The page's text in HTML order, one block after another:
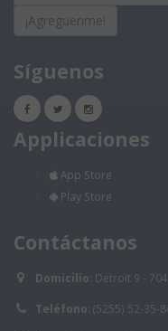
¡Agreguenme!
Síguenos
Applicaciones
App Store
Play Store
Contáctanos
Domicilio: Detroit 9 -
Teléfono: (5255) 52-35-